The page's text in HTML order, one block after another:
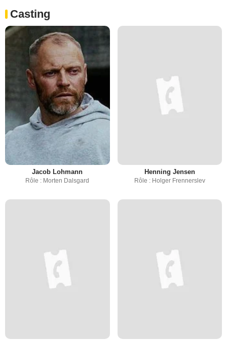
Casting
Jacob Lohmann
Rôle : Morten Dalsgard
Henning Jensen
Rôle : Holger Frennerslev